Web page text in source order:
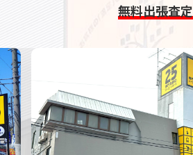
無料出張査定